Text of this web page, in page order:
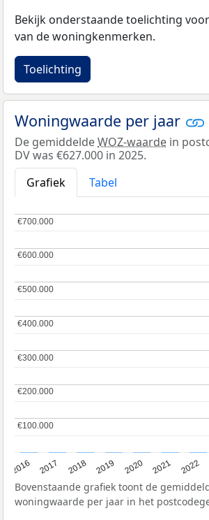
Bekijk onderstaande toelichting
van de woningkenmerken.
Toelichting
Woningwaarde per jaar
De gemiddeldeWOZ-waarde in
DV was €627.000 in 2025.
Grafiek
Tabel
2016 2017 2018 2019 2020 2021 2022
€100.000
€100.000
€200.000
€200.000
€300.000
€300.000
€400.000
€400.000
€500.000
€500.000
€600.000
€600.000
€700.000
€700.000
Bovenstaande grafiek toont de
woningwaarde per jaar in het